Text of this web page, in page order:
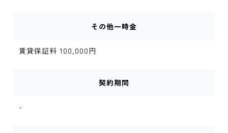
その他一時金
賃貸保証料 100,000円
契約期間
-